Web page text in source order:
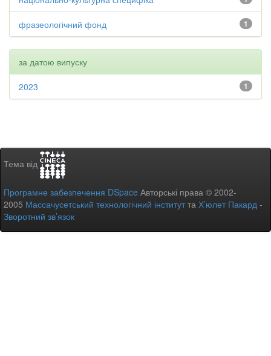
1
фразеологічний фонд
за датою випуску
1
2023
Тема від
Програмне забезпечення DSpace Авторські права © 2002-
2005 Массачусетський технологічний інститутта Х’юлет Пакард -
Зворотний зв’язок